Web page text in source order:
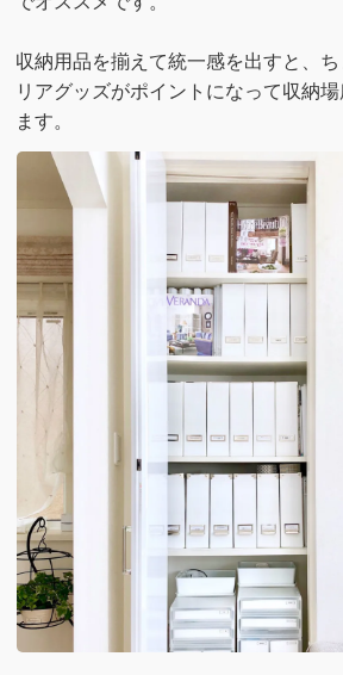
収納用品を揃えて統一感を出すと、
リアグッズがポイントになって収納
ます。